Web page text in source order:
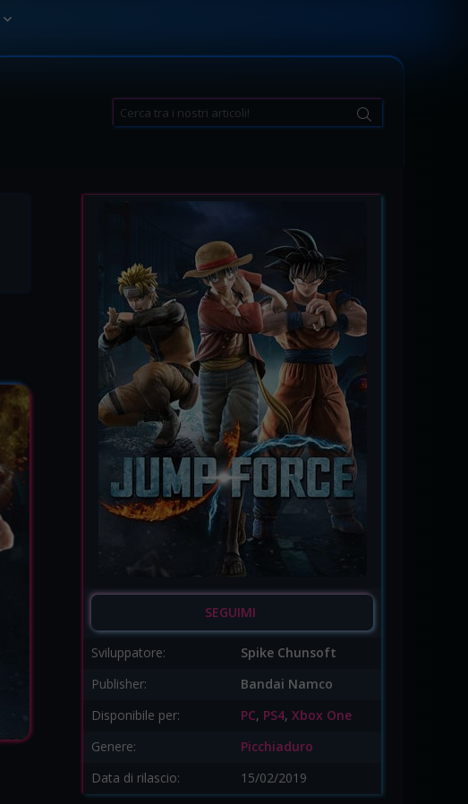
Search
for:
SEGUIMI
Sviluppatore:
Spike Chunsoft
Publisher:
Bandai Namco
Disponibile per:
PC, PS4, Xbox One
Genere:
Picchiaduro
Data di rilascio:
15/02/2019